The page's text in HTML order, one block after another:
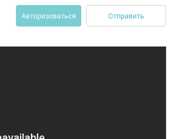
Авторизоваться Отправить